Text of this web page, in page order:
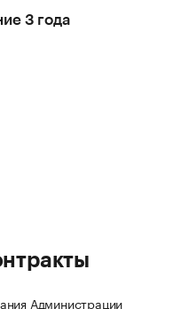
3 года
Администрации